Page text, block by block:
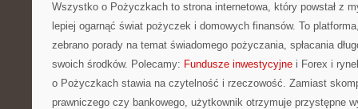
Wszystko o Pożyczkach to strona internetowa, który powstał z
lepiej ogarnąć świat pożyczek i domowych finansów. To
zebrano porady na temat świadomego pożyczania, spłacania
swoich środków. Polecamy: Fundusze inwestycyjne i Forex i
o Pożyczkach stawia na czytelność i rzeczowość. Zamiast
prawniczego czy bankowego, użytkownik otrzymuje przystępne